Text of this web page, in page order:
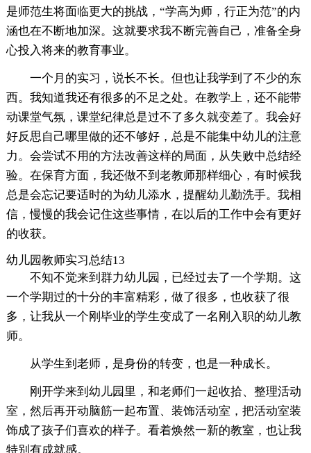
是师范生将面临更大的挑战，“学高为师，行正为范”的内
涵也在不断地加深。这就要求我不断完善自己，准备全身
心投入将来的教育事业。
一个月的实习，说长不长。但也让我学到了不少的东
西。我知道我还有很多的不足之处。在教学上，还不能带
动课堂气氛，课堂纪律总是过不了多久就变差了。我会好
好反思自己哪里做的还不够好，总是不能集中幼儿的注意
力。会尝试不用的方法改善这样的局面，从失败中总结经
验。在保育方面，我还做不到老教师那样细心，有时候我
总是会忘记要适时的为幼儿添水，提醒幼儿勤洗手。我相
信，慢慢的我会记住这些事情，在以后的工作中会有更好
的收获。
幼儿园教师实习总结13
不知不觉来到群力幼儿园，已经过去了一个学期。这
一个学期过的十分的丰富精彩，做了很多，也收获了很
多，让我从一个刚毕业的学生变成了一名刚入职的幼儿教
师。
从学生到老师，是身份的转变，也是一种成长。
刚开学来到幼儿园里，和老师们一起收拾、整理活动
室，然后再开动脑筋一起布置、装饰活动室，把活动室装
饰成了孩子们喜欢的样子。看着焕然一新的教室，也让我
特别有成就感。